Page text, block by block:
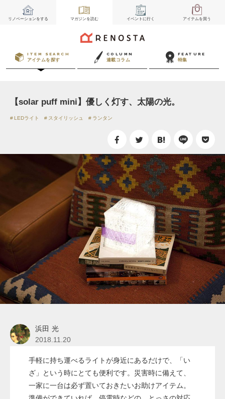
リノベーションをする マガジンを読む イベント に行く アイテムを買う
ITEM SEARCH
アイテムを探す
COLUMN
連載コラム
FEATURE
特集
【solar puff mini】優しく灯す、太陽の光。
LEDライト スタイリッシュ ランタン
浜田 光
2018.11.20
手軽に持ち運べるライトが身近にあるだけで、「い
ざ」という時にとても便利です。災害時に備えて、
一家に一台は必ず置いておきたいお助けアイテム。